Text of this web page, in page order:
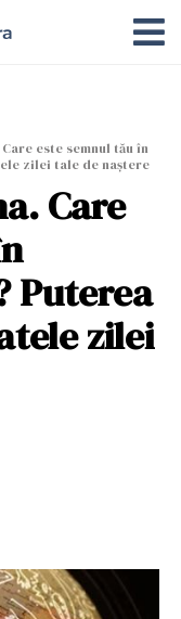
este semnul tău în
zilei tale de naştere
Care
Puterea
zilei